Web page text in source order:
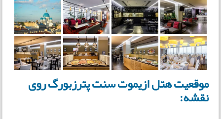
موقعیت هتل ازیموت سنت پترزبورگ روی
نقشه: